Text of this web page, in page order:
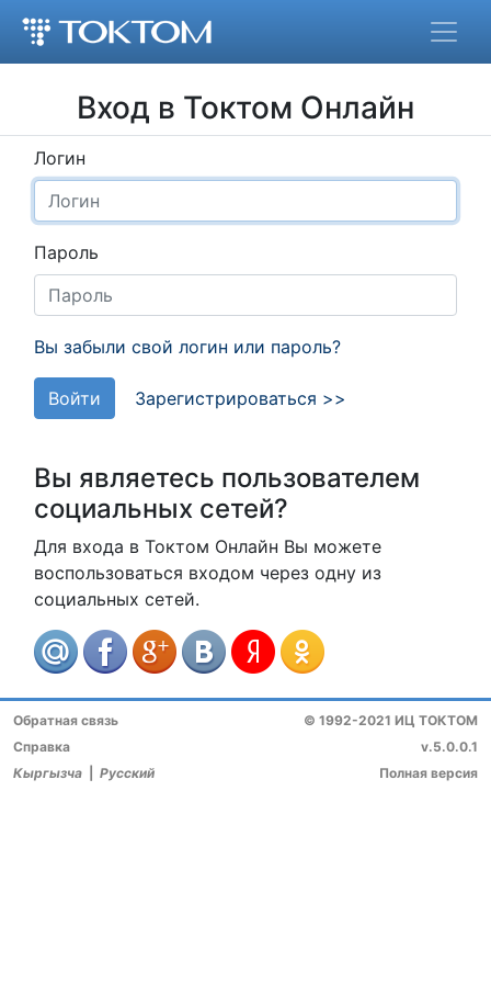
Вход в Токтом Онлайн
Логин
Пароль
Вы забыли свой логин или пароль?
Войти Зарегистрироваться >>
Вы являетесь пользователем
социальных сетей?
Для входа в Токтом Онлайн Вы можете
воспользоваться входом через одну из
социальных сетей.
© 1992-2021 ИЦ ТОКТОМ
v.5.0.0.1
Полная версия
Обратная связь
Справка
Кыргызча
Русский